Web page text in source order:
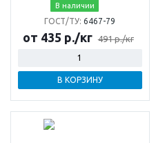
В наличии
ГОСТ/ТУ:6467-79
от 435 р./кг 491 р./кг
В КОРЗИНУ